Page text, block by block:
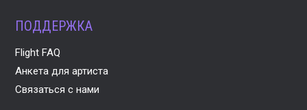
ПОДДЕРЖКА
Flight FAQ
Анкета для артиста
Связаться с нами